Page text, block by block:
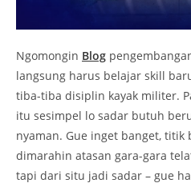
Ngomongin Blog
langsung harus belajar skill
tiba-tiba disiplin kayak militer.
itu sesimpel lo sadar butuh
nyaman. Gue inget banget, titik
dimarahin atasan gara-gara
tapi dari situ jadi sadar – gue